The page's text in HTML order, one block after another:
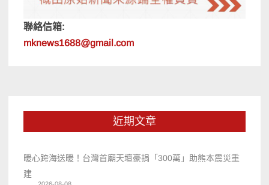
聯絡信箱:
mknews1688@gmail.com
近期文章
暖心跨海送暖！台灣首廟天壇豪捐「300萬」助熊本震災重
建